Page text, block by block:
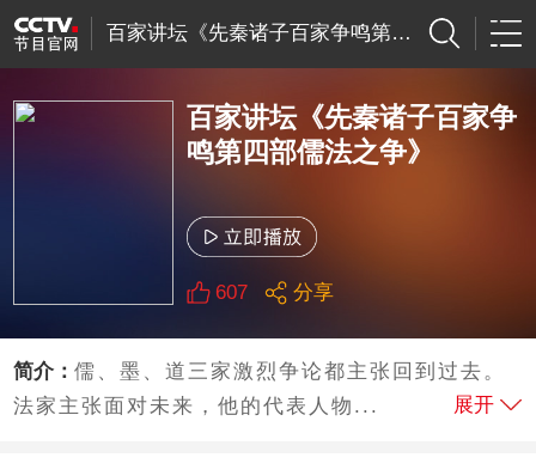
百家讲坛《先秦诸子百家争鸣第四部儒法之争》
百家讲坛《先秦诸子百家争
鸣第四部儒法之争》
607 分享
简介：儒、墨、道三家激烈争论都主张回到过去。
法家主张面对未来，他的代表人物...
展开